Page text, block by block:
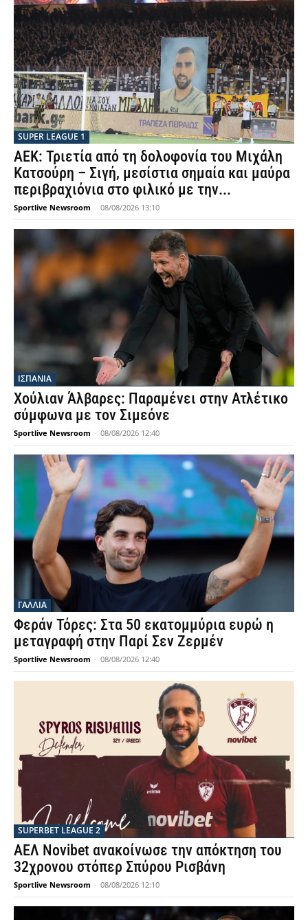
SUPER LEAGUE 1
ΑΕΚ: Τριετία από τη δολοφονία του Μιχάλη
Κατσούρη – Σιγή, μεσίστια σημαία και μαύρα
περιβραχιόνια στο φιλικό με την...
Sportlive Newsroom - 08/08/2026 13:10
ΙΣΠΑΝΙΑ
Χούλιαν Άλβαρες: Παραμένει στην Ατλέτικο
σύμφωνα με τον Σιμεόνε
Sportlive Newsroom - 08/08/2026 12:40
ΓΑΛΛΙΑ
Φεράν Τόρες: Στα 50 εκατομμύρια ευρώ η
μεταγραφή στην Παρί Σεν Ζερμέν
Sportlive Newsroom - 08/08/2026 12:40
SUPERBET LEAGUE 2
ΑΕΛ Novibet ανακοίνωσε την απόκτηση του
32χρονου στόπερ Σπύρου Ρισβάνη
Sportlive Newsroom - 08/08/2026 12:10